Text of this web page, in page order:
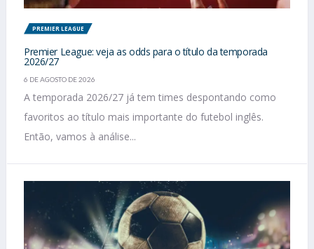
PREMIER LEAGUE
Premier League: veja as odds para o título da temporada
2026/27
6 DE AGOSTO DE 2026
A temporada 2026/27 já tem times despontando como
favoritos ao título mais importante do futebol inglês.
Então, vamos à análise...